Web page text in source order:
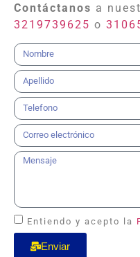
Contáctanos a
3219739625 o
Entiendo y acepto la
Enviar